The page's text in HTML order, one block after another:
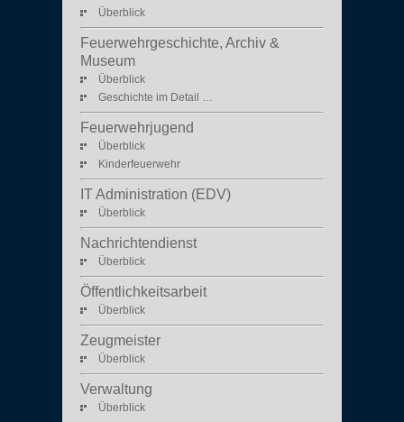
Überblick
Feuerwehrgeschichte, Archiv &
Museum
Überblick
Geschichte im Detail …
Feuerwehrjugend
Überblick
Kinderfeuerwehr
IT Administration (EDV)
Überblick
Nachrichtendienst
Überblick
Öffentlichkeitsarbeit
Überblick
Zeugmeister
Überblick
Verwaltung
Überblick